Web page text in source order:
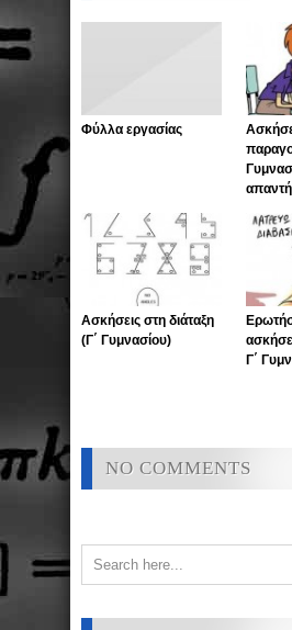
Φύλλα εργασίας
Ασκήσεις στη διάταξη
(Γ΄ Γυμνασίου)
Γ΄
NO COMMENTS